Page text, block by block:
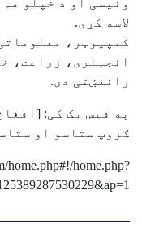
لاسه کړی.
کمپیوټر،
انجینری، زراعت،
رانغښتی دی.
ګروپ ستاسو او
home.php#!/home.php?